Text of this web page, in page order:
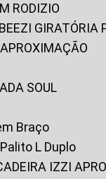
RODIZIO
BEEZI GIRATÓRIA
SOUL
Braço
L Duplo
CADEIRA IZZI